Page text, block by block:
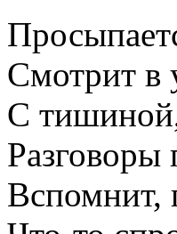
Смотрит в
С
Разговоры
Вспомнит,